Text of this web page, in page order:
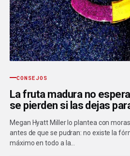
CONSEJOS
La fruta madura no
se pierden si las dejas
Megan Hyatt Miller lo plantea con
antes de que se pudran: no existe la
máximo en todo a la…